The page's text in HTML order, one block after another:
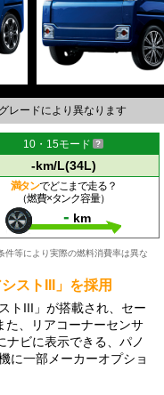
レードにより異なります
10・15モード
-km/L(34L)
満タンでどこまで走る？
（燃費×タンク容量）
- km
等により実際の燃料消費率は異な
ストIII」を採用
トIII」が搭載され、セー
た、リアコーナーセンサ
ナビに表示できる、パノ
に一部メーカーオプショ